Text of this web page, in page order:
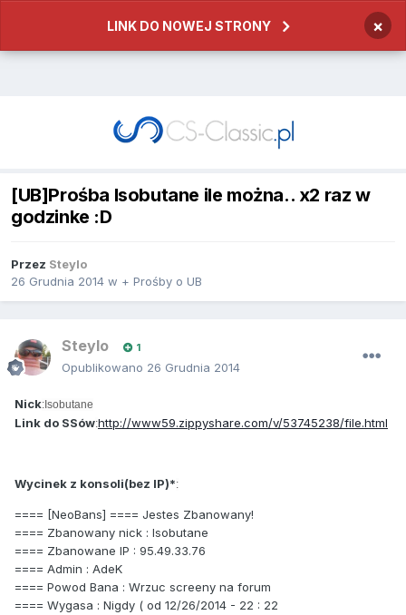
LINK DO NOWEJ STRONY ×
[UB]Prośba Isobutane ile można.. x2 raz w
godzinke :D
Przez Steylo
26 Grudnia 2014 w + Prośby o UB
Steylo 1
Opublikowano 26 Grudnia 2014
Nick:Isobutane
Link do SSów:http://www59.zippyshare.com/v/53745238/file.html
Wycinek z konsoli(bez IP)*:
==== [NeoBans] ==== Jestes Zbanowany!
==== Zbanowany nick : Isobutane
==== Zbanowane IP : 95.49.33.76
==== Admin : AdeK
==== Powod Bana : Wrzuc screeny na forum
==== Wygasa : Nigdy ( od 12/26/2014 - 22 : 22